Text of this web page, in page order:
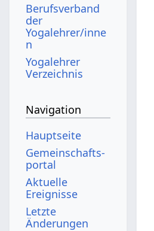
Berufsverband
der
Yogalehrer/inne
n
Yogalehrer
Verzeichnis
Navigation
Hauptseite
Gemeinschafts­
portal
Aktuelle
Ereignisse
Letzte
Änderungen